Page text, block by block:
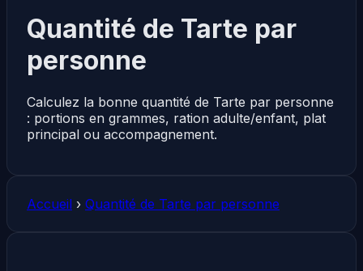
Quantité de Tarte par
personne
Calculez la bonne quantité de Tarte par personne
: portions en grammes, ration adulte/enfant, plat
principal ou accompagnement.
Accueil › Quantité de Tarte par personne